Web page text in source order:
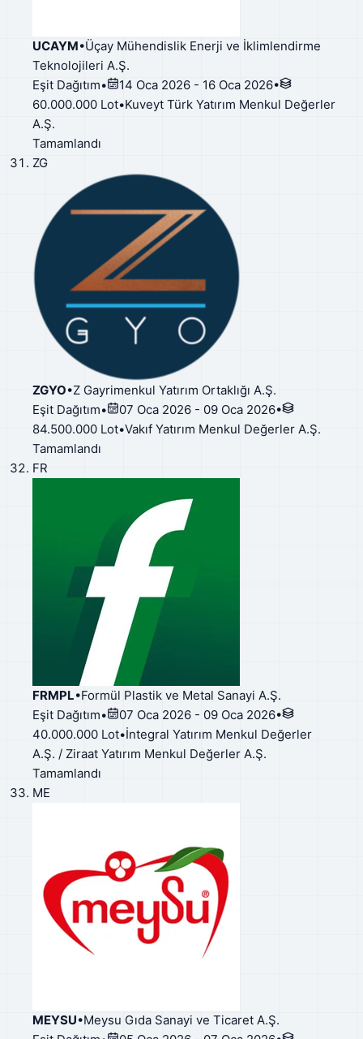
UCAYM•Üçay Mühendislik Enerji ve İklimlendirme
Teknolojileri A.Ş.
Eşit Dağıtım• 14 Oca 2026 - 16 Oca 2026•
60.000.000 Lot•Kuveyt Türk Yatırım Menkul Değerler
A.Ş.
Tamamlandı
ZG
ZGYO•Z Gayrimenkul Yatırım Ortaklığı A.Ş.
Eşit Dağıtım• 07 Oca 2026 - 09 Oca 2026•
84.500.000 Lot•Vakıf Yatırım Menkul Değerler A.Ş.
Tamamlandı
FR
FRMPL•Formül Plastik ve Metal Sanayi A.Ş.
Eşit Dağıtım• 07 Oca 2026 - 09 Oca 2026•
40.000.000 Lot•İntegral Yatırım Menkul Değerler
A.Ş. / Ziraat Yatırım Menkul Değerler A.Ş.
Tamamlandı
ME
MEYSU•Meysu Gıda Sanayi ve Ticaret A.Ş.